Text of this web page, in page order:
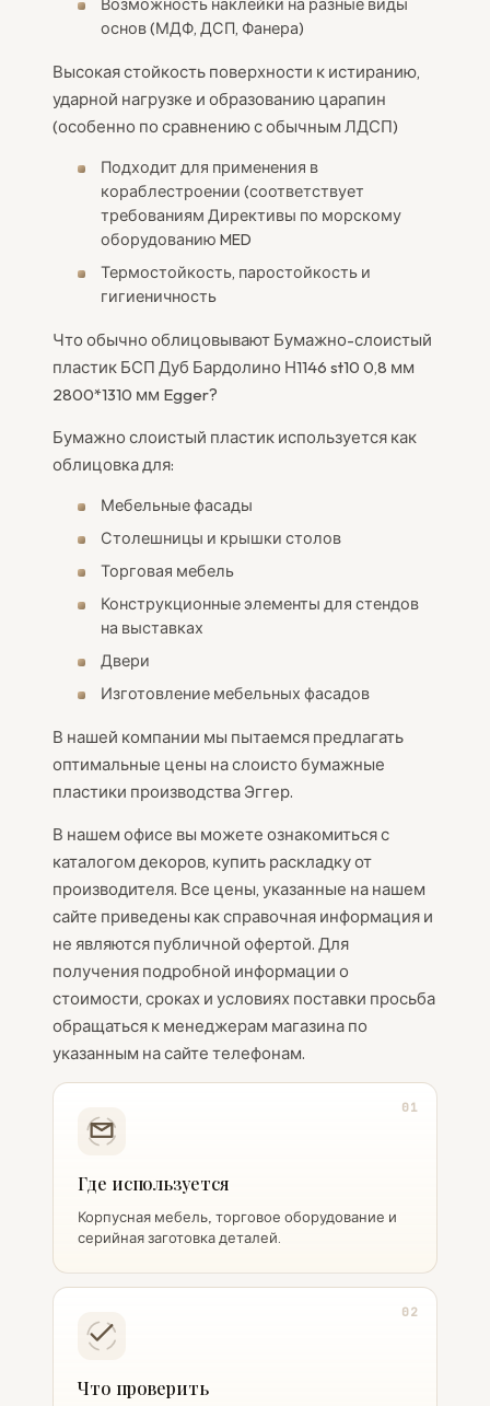
основ (МДФ, ДСП, Фанера)
Высокая стойкость поверхности к истиранию,
ударной нагрузке и образованию царапин
(особенно по сравнению с обычным ЛДСП)
Подходит для применения в
кораблестроении (соответствует
требованиям Директивы по морскому
оборудованию MED
Термостойкость, паростойкость и
гигиеничность
Что обычно облицовывают Бумажно-слоистый
пластик БСП Дуб Бардолино Н1146 st10 0,8 мм
2800*1310 мм Egger?
Бумажно слоистый пластик используется как
облицовка для:
Мебельные фасады
Столешницы и крышки столов
Торговая мебель
Конструкционные элементы для стендов
на выставках
Двери
Изготовление мебельных фасадов
В нашей компании мы пытаемся предлагать
оптимальные цены на слоисто бумажные
пластики производства Эггер.
В нашем офисе вы можете ознакомиться с
каталогом декоров, купить раскладку от
производителя. Все цены, указанные на нашем
сайте приведены как справочная информация и
не являются публичной офертой. Для
получения подробной информации о
стоимости, сроках и условиях поставки просьба
обращаться к менеджерам магазина по
указанным на сайте телефонам.
01
Где используется
Корпусная мебель, торговое оборудование и
серийная заготовка деталей.
02
Что проверить